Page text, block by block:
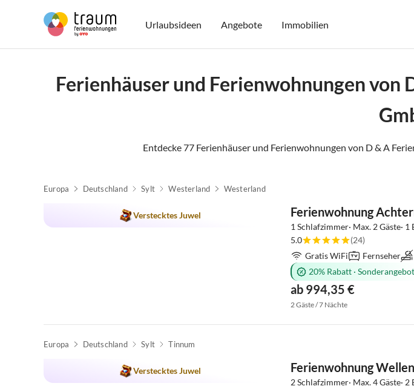
Urlaubsideen Angebote Immobilien
Ferienhäuser und Ferienwohnungen von
Entdecke 77 Ferienhäuser und Ferienwohnungen von D & A
Europa Deutschland Sylt Westerland Westerland
Verstecktes Juwel Ferienwohnung
1 Schlafzimmer· Max. 2 Gäste· 1
5.0
(24)
Gratis WiFi
Fernseher
20% Rabatt · Sonderangebot
ab 994,35 €
2 Gäste / 7 Nächte
Europa Deutschland Sylt Tinnum
Verstecktes Juwel Ferienwohnung
2 Schlafzimmer· Max. 4 Gäste· 2